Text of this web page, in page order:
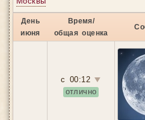
согласии с космическими
→
Ниже представлен скриншот
День
июня
Время/
общая оценка
с 00:12▼
отлично